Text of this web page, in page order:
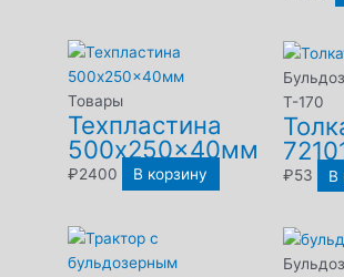
Товары
Техпластина
500x250x40мм
₽2400 В корзину
Т-170
₽53 В